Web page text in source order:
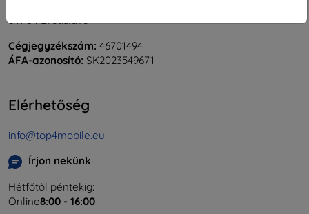
841 04 Bratislava
Cégjegyzékszám: 46701494
ÁFA-azonosító: SK2023549671
Elérhetőség
info@top4mobile.eu
Írjon nekünk
Hétfőtől péntekig:
Online8:00 - 16:00